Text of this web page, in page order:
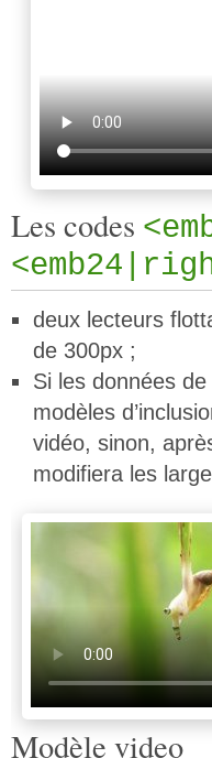
Les codes
deux lecteurs
de 300px ;
Si les données
modèles
vidéo, sinon,
modifiera les
Modèle video